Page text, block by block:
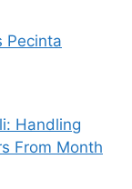
Pecinta
Handling
From Month